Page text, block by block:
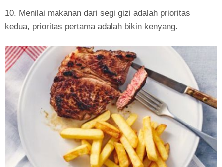
10. Menilai makanan dari segi gizi adalah prioritas
kedua, prioritas pertama adalah bikin kenyang.